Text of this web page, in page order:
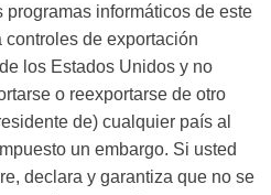
programas informáticos de este
de exportación
los Estados Unidos y no
o reexportarse de otro
de) cualquier país al
un embargo. Si usted
declara y garantiza que no se